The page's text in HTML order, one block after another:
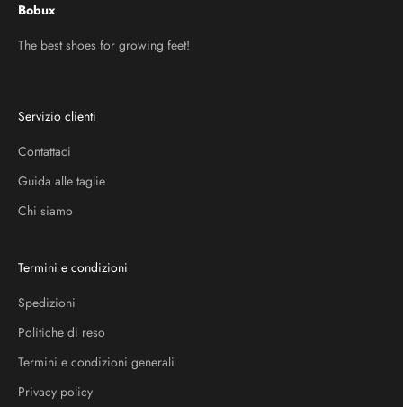
Bobux
The best shoes for growing feet!
Servizio clienti
Contattaci
Guida alle taglie
Chi siamo
Termini e condizioni
Spedizioni
Politiche di reso
Termini e condizioni generali
Privacy policy